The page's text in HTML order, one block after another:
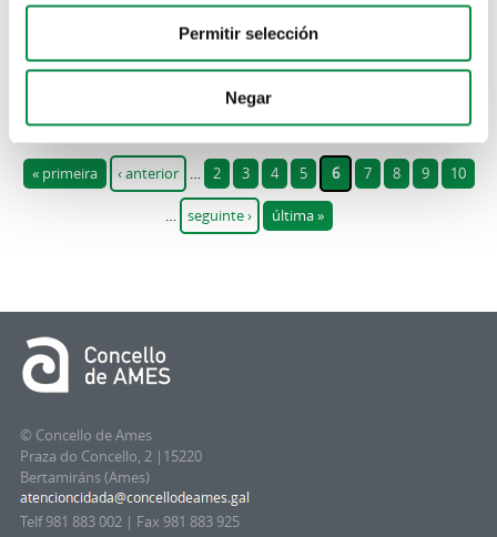
Permitir selección
Negar
Páxinas
« primeira ‹ anterior … 2 3 4 5 6 7 8 9 10
… seguinte › última »
© Concello de Ames
Praza do Concello, 2 |15220
Bertamiráns (Ames)
Telf 981 883 002 | Fax 981 883 925